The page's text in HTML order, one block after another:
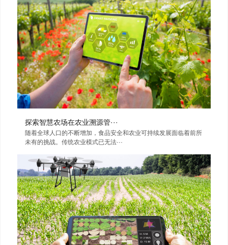
探索智慧农场在农业溯源管···
随着全球人口的不断增加，食品安全和农业可持续发展面临着前所
未有的挑战。传统农业模式已无法···